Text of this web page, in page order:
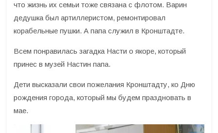
что жизнь их семьи тоже связана с флотом. Варин
дедушка был артиллеристом, ремонтировал
корабельные пушки. А папа служил в Кронштадте.
Всем понравилась загадка Насти о якоре, который
принес в музей Настин папа.
Дети высказали свои пожелания Кронштадту, ко Дню
рождения города, который мы будем праздновать в
мае.